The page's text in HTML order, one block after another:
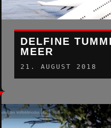
DELFINE
MEER
21. AUGUST 2018